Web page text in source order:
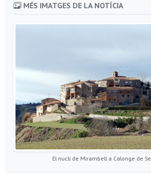
MÉS IMATGES DE LA NOTÍCIA
El nucli de Mirambell a Calonge de